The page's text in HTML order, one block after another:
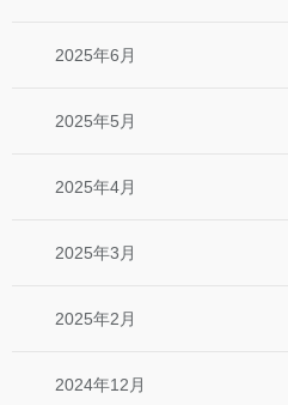
2025年6月
2025年5月
2025年4月
2025年3月
2025年2月
2024年12月